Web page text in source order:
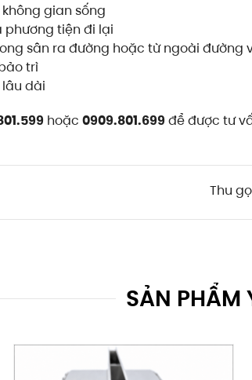
gian sống
phương tiện đi lại
sân ra đường hoặc từ ngoài đường
trì
dài
hoặc 0909.801.699 để được tư
Thu
SẢN PHẨM